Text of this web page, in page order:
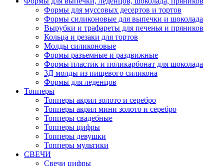
Формы для муссовых десертов и тортов
Формы силиконовые для выпечки и шоколада
Вырубки и трафареты для печенья и пряников
Кольца и резаки для тортов
Молды силиконовые
Формы разъемные и раздвижные
Формы пластик и поликарбонат для шоколада
3Д молды из пищевого силикона
Формы для леденцов
Топперы
Топперы акрил золото и серебро
Топперы акрил мини золото и серебро
Топперы свадебные
Топперы цифры
Топперы девушки
Топперы мультики
СВЕЧИ
Свечи цифры